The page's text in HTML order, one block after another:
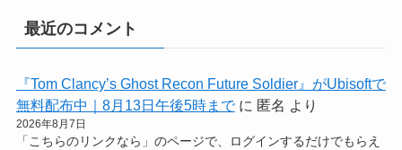
最近のコメント
『Tom Clancy’s Ghost Recon Future Soldier』がUbisoftで
無料配布中｜8月13日午後5時までに 匿名 より
2026年8月7日
「こちらのリンクなら」のページで、ログインするだけでもらえ